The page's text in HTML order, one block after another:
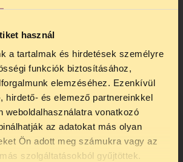
használ
a tartalmak és hirdetések személyre
funkciók biztosításához,
elemzéséhez. Ezenkívül
hirdető- és elemező partnereinkkel
weboldalhasználatra vonatkozó
az adatokat más olyan
Ön adott meg számukra vagy az
szolgáltatásokból gyűjtöttek.
helyzetben hangsúlyozni,
először vesz részt
döntéshozatalban.
közöljük a képviselőknek
JOGSEGÉLY